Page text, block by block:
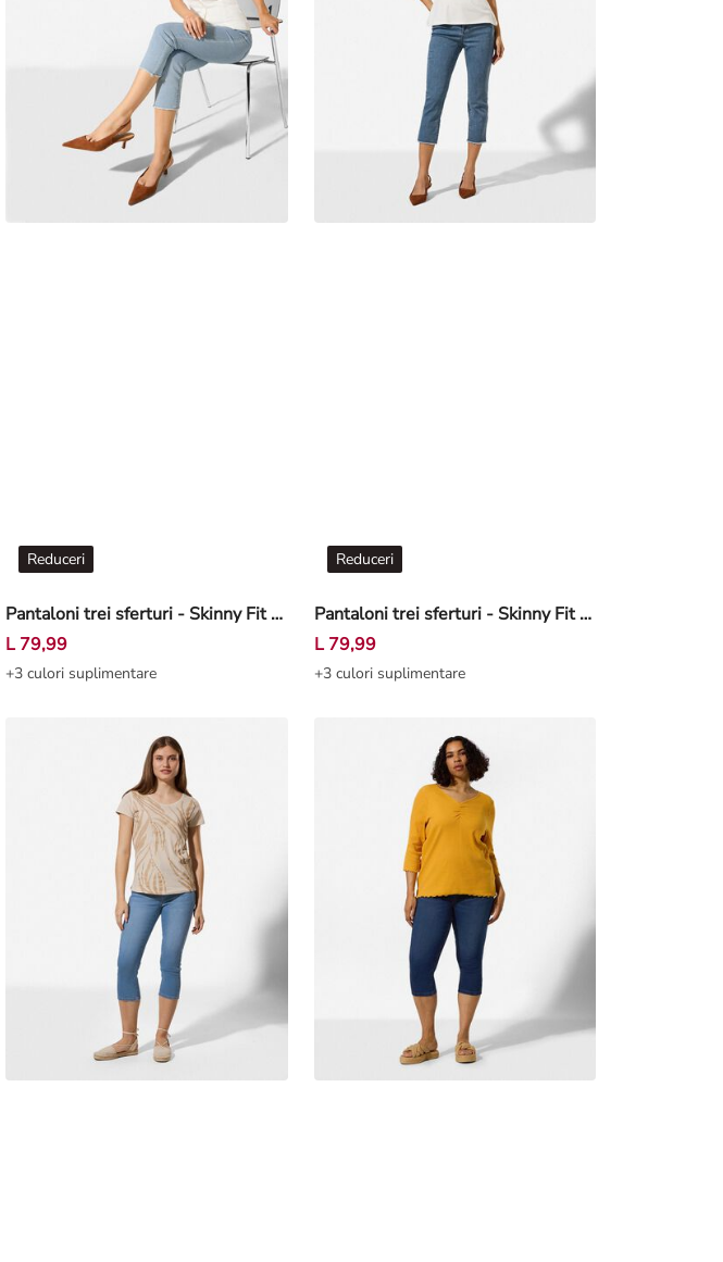
Pantaloni trei sferturi - Skinny Fit - Albastru închis
Reduceri
L 79,99
+3 culori suplimentare
Pantaloni trei sferturi - Skinny Fit - Albastru
Reduceri
L 79,99
+3 culori suplimentare